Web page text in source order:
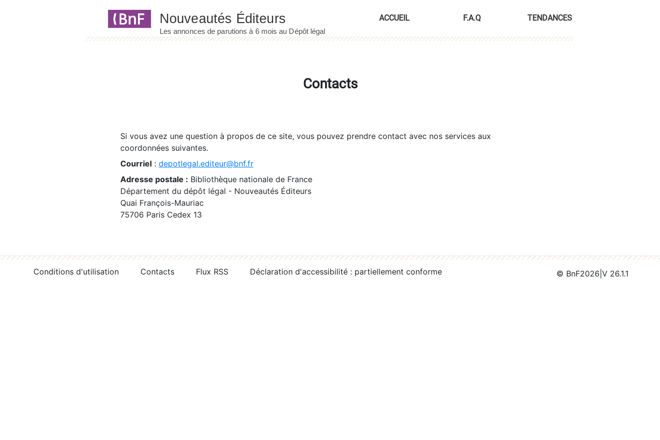
ACCUEIL F.A.Q TENDANCES
Contacts
Si vous avez une question à propos de ce site, vous pouvez prendre contact avec nos services aux
coordonnées suivantes.
Courriel : depotlegal.editeur@bnf.fr
Adresse postale : Bibliothèque nationale de France
Département du dépôt légal - Nouveautés Éditeurs
Quai François-Mauriac
75706 Paris Cedex 13
Conditions d'utilisation Contacts Flux RSS Déclaration d'accessibilité : partiellement conforme © BnF2026 V 26.1.1